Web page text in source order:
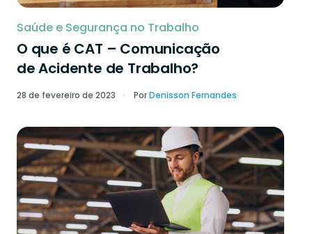
Saúde e Segurança no Trabalho
O que é CAT – Comunicação
de Acidente de Trabalho?
28 de fevereiro de 2023 PorDenisson Fernandes